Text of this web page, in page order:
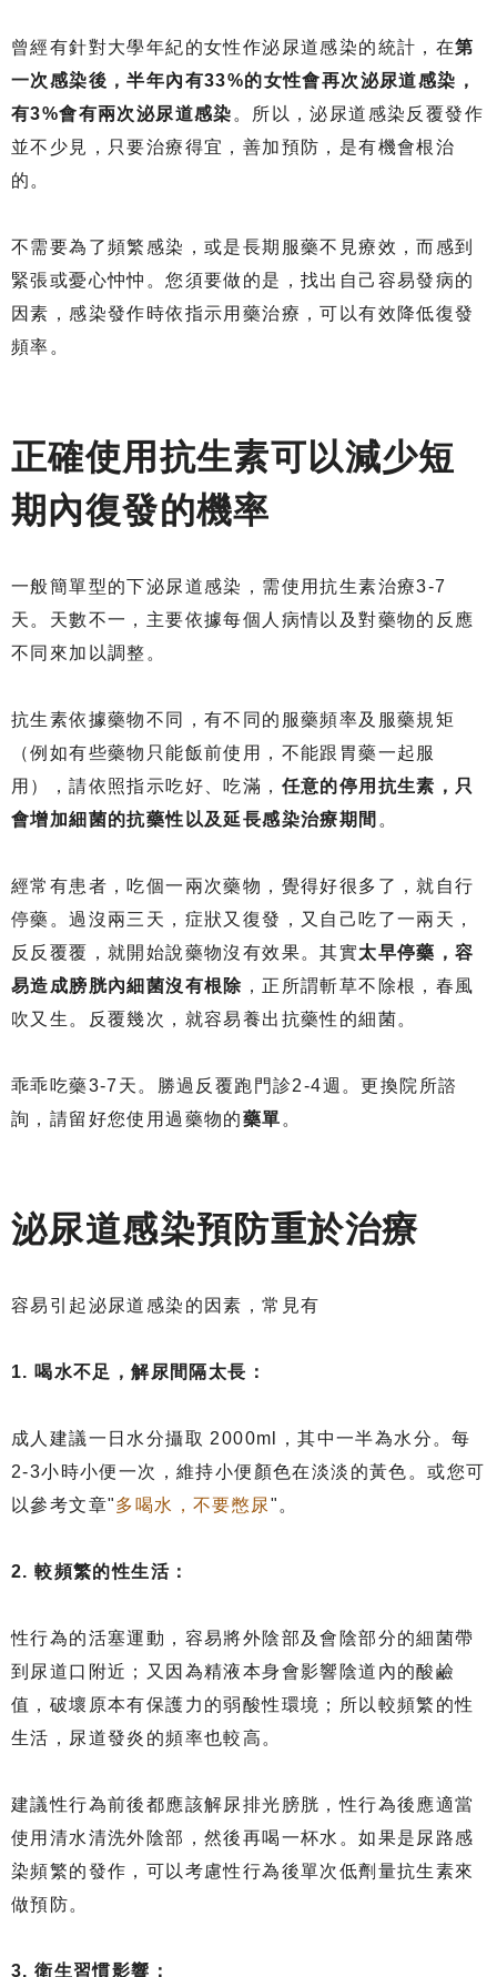
曾經有針對大學年紀的女性作泌尿道感染的統計，在第
一次感染後，半年內有33%的女性會再次泌尿道感染，
有3%會有兩次泌尿道感染 。所以，泌尿道感染反覆發作
並不少見，只要治療得宜，善加預防，是有機會根治
的。
不需要為了頻繁感染，或是長期服藥不見療效，而感到
緊張或憂心忡忡。您須要做的是，找出自己容易發病的
因素，感染發作時依指示用藥治療，可以有效降低復發
頻率。
正確使用抗生素可以減少短
期內復發的機率
一般簡單型的下泌尿道感染，需使用抗生素治療3-7
天。天數不一，主要依據每個人病情以及對藥物的反應
不同來加以調整。
抗生素依據藥物不同，有不同的服藥頻率及服藥規矩
（例如有些藥物只能飯前使用，不能跟胃藥一起服
用），請依照指示吃好、吃滿， 任意的停用抗生素，只
會增加細菌的抗藥性以及延長感染治療期間 。
經常有患者，吃個一兩次藥物，覺得好很多了，就自行
停藥。過沒兩三天，症狀又復發，又自己吃了一兩天，
反反覆覆，就開始說藥物沒有效果。其實太早停藥，容
易造成膀胱內細菌沒有根除 ，正所謂斬草不除根，春風
吹又生。反覆幾次，就容易養出抗藥性的細菌。
乖乖吃藥3-7天。勝過反覆跑門診2-4週。更換院所諮
詢，請留好您使用過藥物的藥單 。
泌尿道感染預防重於治療
容易引起泌尿道感染的因素，常見有
1. 喝水不足，解尿間隔太長：
成人建議一日水分攝取 2000ml，其中一半為水分。每
2-3小時小便一次，維持小便顏色在淡淡的黃色。或您可
以參考文章"多喝水，不要憋尿 "。
2. 較頻繁的性生活：
性行為的活塞運動，容易將外陰部及會陰部分的細菌帶
到尿道口附近；又因為精液本身會影響陰道內的酸鹼
值，破壞原本有保護力的弱酸性環境；所以較頻繁的性
生活，尿道發炎的頻率也較高。
建議性行為前後都應該解尿排光膀胱，性行為後應適當
使用清水清洗外陰部，然後再喝一杯水。如果是尿路感
染頻繁的發作，可以考慮性行為後單次低劑量抗生素來
做預防。
3. 衛生習慣影響：